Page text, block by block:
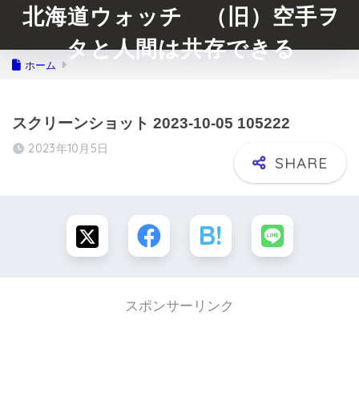
北海道ウォッチ （旧）空手ヲ
タと人間は共存できる
ホーム
スクリーンショット 2023-10-05 105222
2023年10月5日
スポンサーリンク